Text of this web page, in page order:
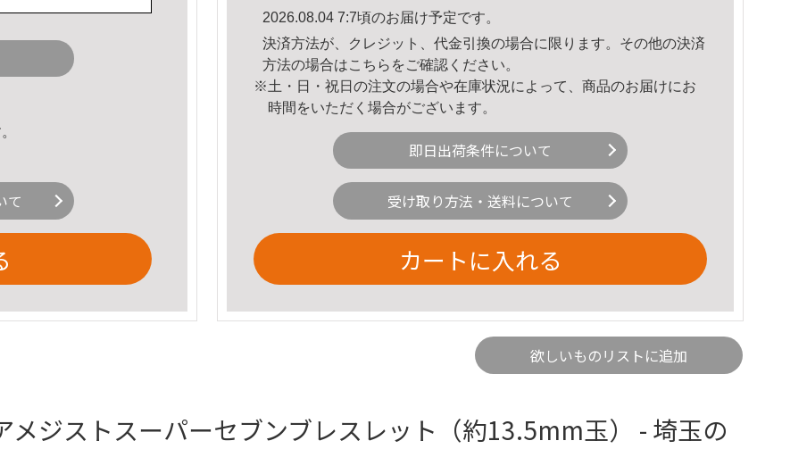
て
2026.08.04 7:7頃のお届け予定です。
決済方法が、クレジット、代金引換の場合に限ります。その他の決済
方法の場合はこちら をご確認ください。
※土・日・祝日の注文の場合や在庫状況によって、商品のお届けにお
時間をいただく場合がございます。
即日出荷条件について
受け取り方法・送料について
カートに入れる
欲しいものリストに追加
メジストスーパーセブンブレスレット（約13.5mm玉） - 埼玉の